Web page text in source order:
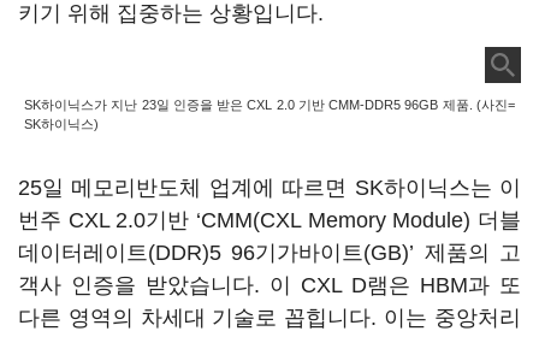
키기 위해 집중하는 상황입니다.
SK하이닉스가 지난 23일 인증을 받은 CXL 2.0 기반 CMM-DDR5 96GB 제품. (사진=
SK하이닉스)
25일 메모리반도체 업계에 따르면 SK하이닉스는 이
번주 CXL 2.0기반 ‘CMM(CXL Memory Module) 더블
데이터레이트(DDR)5 96기가바이트(GB)’ 제품의 고
객사 인증을 받았습니다. 이 CXL D램은 HBM과 또
다른 영역의 차세대 기술로 꼽힙니다. 이는 중앙처리